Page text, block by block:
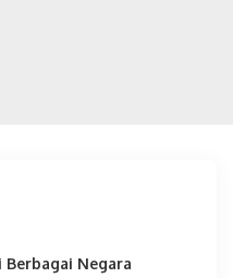
Berbagai Negara